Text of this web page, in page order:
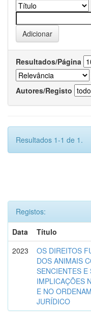
Resultados/Página
Autores/Registo
Resultados 1-1 de 1.
Registos:
Data
Título
2023
OS DIREITOS
DOS ANIMAIS
SENCIENTES E
IMPLICAÇÕES
E NO
JURÍDICO